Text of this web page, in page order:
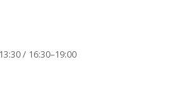
/ 16:30–19:00